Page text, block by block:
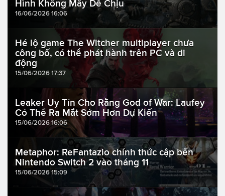
Hình Không Mấy Dễ Chịu
16/06/2026 16:06
Hé lộ game The Witcher multiplayer chưa
công bố, có thể phát hành trên PC và di
động
15/06/2026 17:37
Leaker Uy Tín Cho Rằng God of War: Laufey
Có Thể Ra Mắt Sớm Hơn Dự Kiến
15/06/2026 16:06
Metaphor: ReFantazio chính thức cập bến
Nintendo Switch 2 vào tháng 11
15/06/2026 15:09